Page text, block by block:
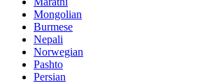
Mongolian
Burmese
Nepali
Norwegian
Pashto
Persian